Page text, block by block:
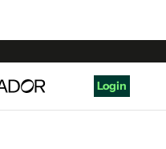
Login